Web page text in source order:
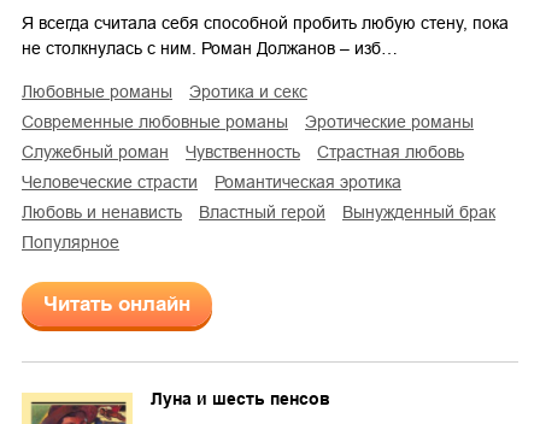
Я всегда считала себя способной пробить любую стену, пока
не столкнулась с ним. Роман Должанов – изб…
любовные романы
эротика и секс
современные любовные романы
эротические романы
служебный роман
чувственность
страстная любовь
человеческие страсти
романтическая эротика
любовь и ненависть
властный герой
вынужденный брак
Популярное
Читать онлайн
Луна и шесть пенсов